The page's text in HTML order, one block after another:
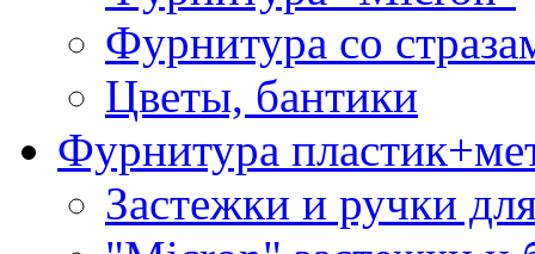
Фурнитура со
Цветы, бантики
Фурнитура
Застежки и ручки